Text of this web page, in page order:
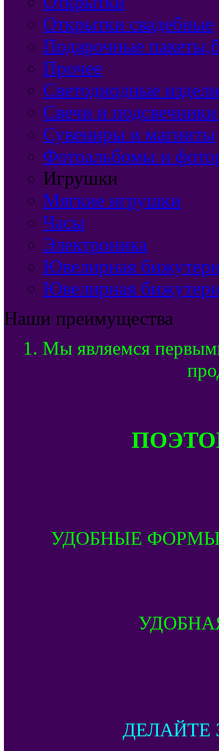
Открытки свадебные
Подарочные
Прочее
Светодиодные
Свечи и
Сувениры и магниты
Фотоальбомы и
Игрушки
Мягкие игрушки
Часы
Электроника
Ювелирная
Ювелирная
Наши преимущества
1. Мы являемся
УДОБНЫЕ
ДЕЛАЙТЕ